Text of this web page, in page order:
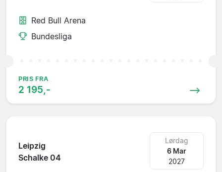
Red Bull Arena
Bundesliga
PRIS FRA
2 195,-
Leipzig
Schalke 04
Lørdag
6 Mar
2027